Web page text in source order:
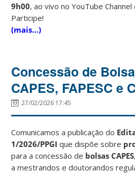
9h00, ao vivo no YouTube Channel
Participe!
(mais…)
Concessão de
CAPES, FAPESC e
27/02/2026 17:45
Comunicamos a publicação do
1/2026/PPGI que dispõe sobre
para a concessão de bolsas CAPES,
a mestrandos e doutorandos